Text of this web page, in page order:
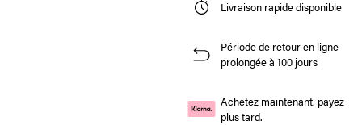
Livraison rapide disponible
Période de retour en ligne
prolongée à 100 jours
Achetez maintenant, payez
plus tard.